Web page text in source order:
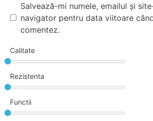
Salvează-mi numele, emailul și
navigator pentru data viitoare
comentez.
Calitate
Rezistenta
Functii